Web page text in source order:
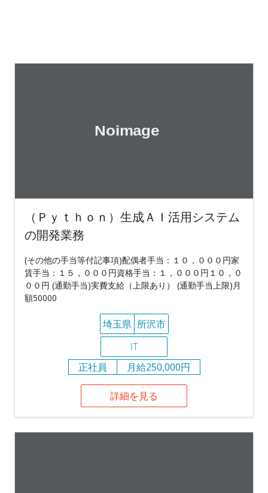
（Ｐｙｔｈｏｎ）生成ＡＩ活用システム
の開発業務
(その他の手当等付記事項)配偶者手当：１０，０００円家
賃手当：１５，０００円資格手当：１，０００円１０，０
００円 (通勤手当)実費支給（上限あり） (通勤手当上限)月
額50000
埼玉県 所沢市
IT
正社員
月給250,000円
詳細を見る